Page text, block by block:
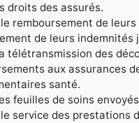
droits des assurés.
remboursement de
de leurs indemnités
télétransmission des
aux assurances
santé.
feuilles de soins
service des prestations